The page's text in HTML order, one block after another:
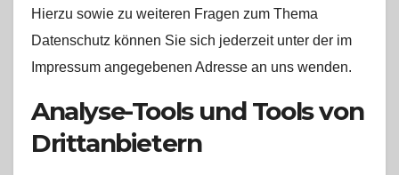
Hierzu sowie zu weiteren Fragen zum Thema
Datenschutz können Sie sich jederzeit unter der im
Impressum angegebenen Adresse an uns wenden.
Analyse-Tools und Tools von
Dritt­anbietern